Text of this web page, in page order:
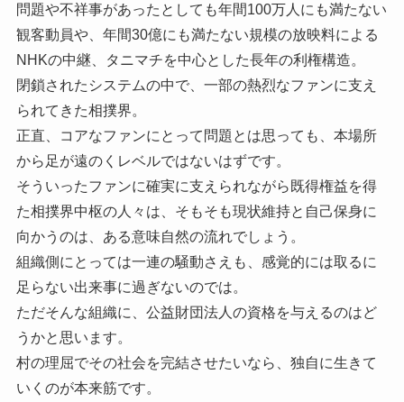
問題や不祥事があったとしても年間100万人にも満たない
観客動員や、年間30億にも満たない規模の放映料による
NHKの中継、タニマチを中心とした長年の利権構造。
閉鎖されたシステムの中で、一部の熱烈なファンに支え
られてきた相撲界。
正直、コアなファンにとって問題とは思っても、本場所
から足が遠のくレベルではないはずです。
そういったファンに確実に支えられながら既得権益を得
た相撲界中枢の人々は、そもそも現状維持と自己保身に
向かうのは、ある意味自然の流れでしょう。
組織側にとっては一連の騒動さえも、感覚的には取るに
足らない出来事に過ぎないのでは。
ただそんな組織に、公益財団法人の資格を与えるのはど
うかと思います。
村の理屈でその社会を完結させたいなら、独自に生きて
いくのが本来筋です。